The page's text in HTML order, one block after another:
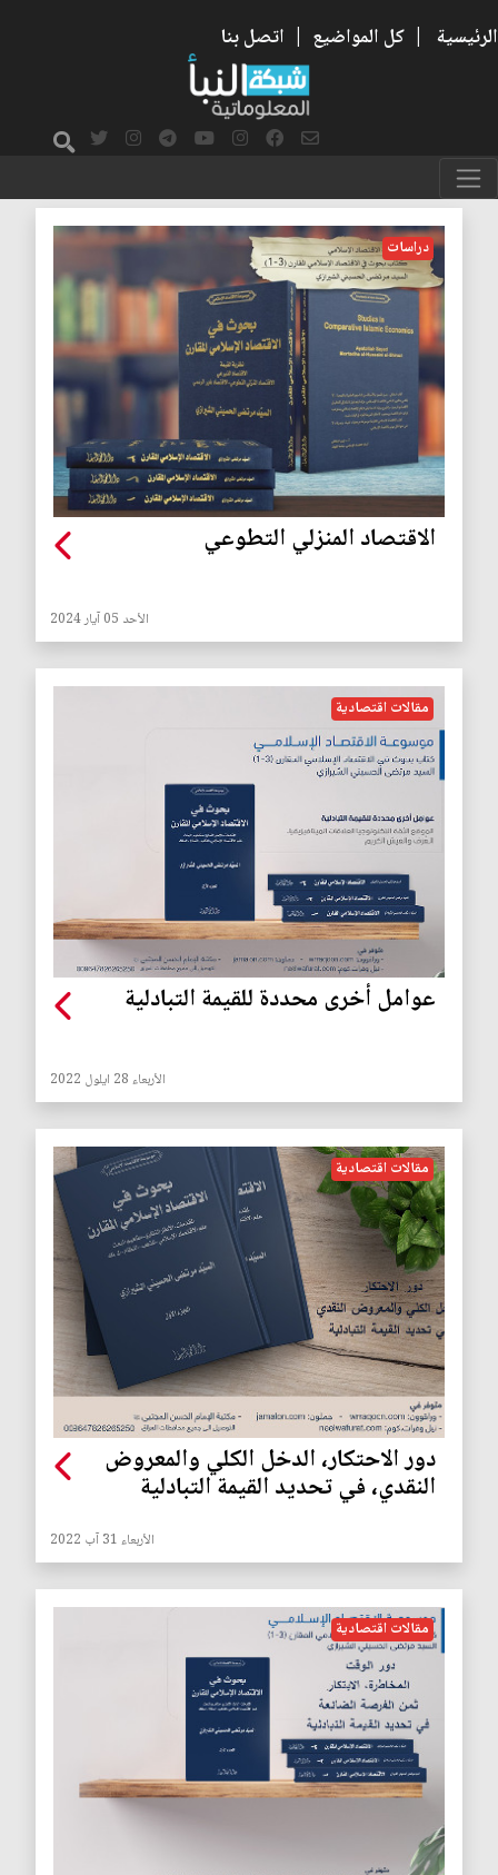
الرئيسية | كل المواضيع | اتصل بنا
كتاب بحوث في الاقتصاد
الإسلامي المقارن
دراسات
الاقتصاد المنزلي التطوعي
الأحد 05 آيار 2024
مقالات اقتصادية
عوامل أخرى محددة للقيمة التبادلية
الأربعاء 28 ايلول 2022
مقالات اقتصادية
دور الاحتكار، الدخل الكلي والمعروض
النقدي، في تحديد القيمة التبادلية
الأربعاء 31 آب 2022
مقالات اقتصادية